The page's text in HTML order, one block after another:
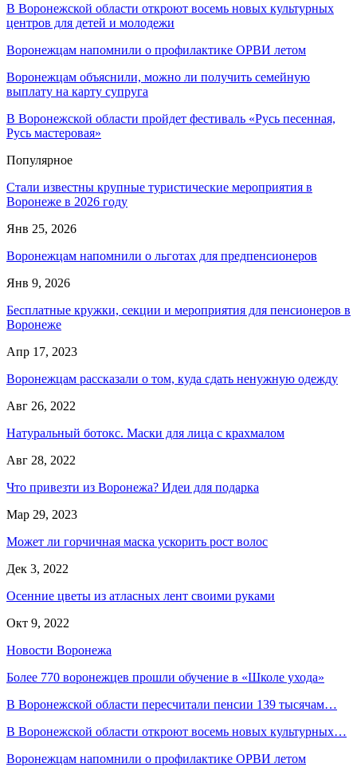
В Воронежской области откроют восемь новых культурных
центров для детей и молодежи
Воронежцам напомнили о профилактике ОРВИ летом
Воронежцам объяснили, можно ли получить семейную
выплату на карту супруга
В Воронежской области пройдет фестиваль «Русь песенная,
Русь мастеровая»
Популярное
Стали известны крупные туристические мероприятия в
Воронеже в 2026 году
Янв 25, 2026
Воронежцам напомнили о льготах для предпенсионеров
Янв 9, 2026
Бесплатные кружки, секции и мероприятия для пенсионеров в
Воронеже
Апр 17, 2023
Воронежцам рассказали о том, куда сдать ненужную одежду
Авг 26, 2022
Натуральный ботокс. Маски для лица с крахмалом
Авг 28, 2022
Что привезти из Воронежа? Идеи для подарка
Мар 29, 2023
Может ли горчичная маска ускорить рост волос
Дек 3, 2022
Осенние цветы из атласных лент своими руками
Окт 9, 2022
Новости Воронежа
Более 770 воронежцев прошли обучение в «Школе ухода»
В Воронежской области пересчитали пенсии 139 тысячам…
В Воронежской области откроют восемь новых культурных…
Воронежцам напомнили о профилактике ОРВИ летом